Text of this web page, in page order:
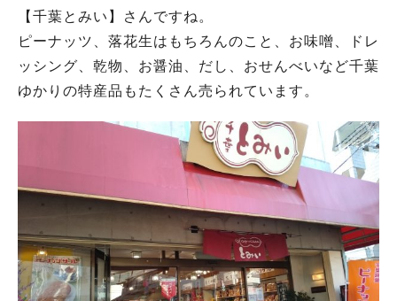
【千葉とみい】さんですね。
ピーナッツ、落花生はもちろんのこと、お味噌、ドレ
ッシング、乾物、お醤油、だし、おせんべいなど千葉
ゆかりの特産品もたくさん売られています。